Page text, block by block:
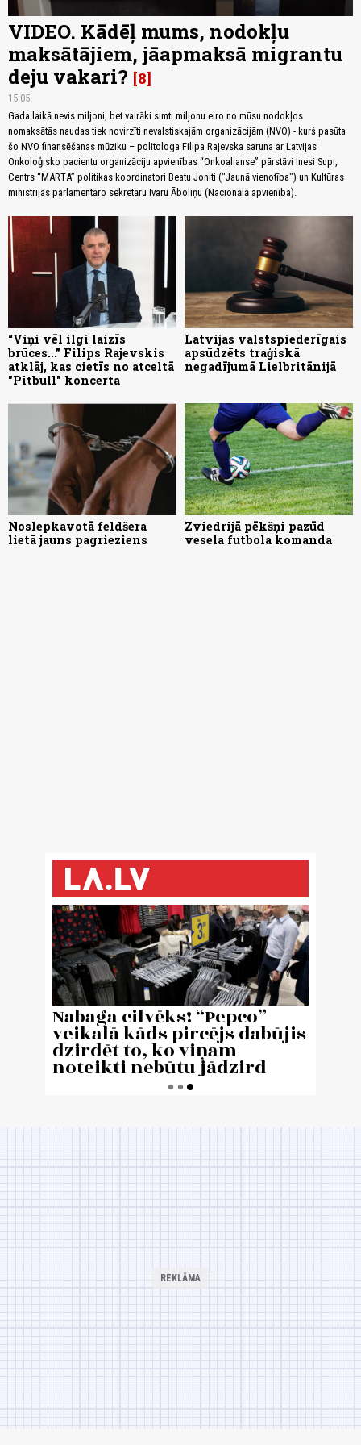
VIDEO. Kādēļ mums, nodokļu
maksātājiem, jāapmaksā migrantu
deju vakari? 8
15:05
Gada laikā nevis miljoni, bet vairāki simti miljonu eiro no mūsu nodokļos
nomaksātās naudas tiek novirzīti nevalstiskajām organizācijām (NVO) - kurš pasūta
šo NVO finansēšanas mūziku – politologa Filipa Rajevska saruna ar Latvijas
Onkoloģisko pacientu organizāciju apvienības “Onkoalianse” pārstāvi Inesi Supi,
Centrs “MARTA” politikas koordinatori Beatu Joniti ("Jaunā vienotība") un Kultūras
ministrijas parlamentāro sekretāru Ivaru Āboliņu (Nacionālā apvienība).
“Viņi vēl ilgi laizīs
brūces...” Filips Rajevskis
atklāj, kas cietīs no atceltā
"Pitbull" koncerta
Latvijas valstspiederīgais
apsūdzēts traģiskā
negadījumā Lielbritānijā
Noslepkavotā feldšera
lietā jauns pagrieziens
Zviedrijā pēkšņi pazūd
vesela futbola komanda